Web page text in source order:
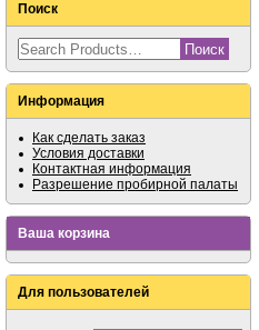
Поиск
Информация
Как сделать заказ
Условия доставки
Контактная информация
Разрешение пробирной палаты
Ваша корзина
Для пользователей